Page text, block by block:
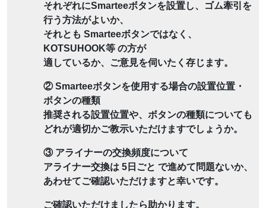
それぞれにSmarteeボタンを設置し、ゴム牽引を
行う方法がよいか、
それとも Smarteeボタンではなく、
KOTSUHOOK等 の方が
適しているか、ご意見を伺いたく存じます。
② Smarteeボタンを使用する場合の設置位置・
ボタンの種類
推奨される設置位置や、ボタンの種類についても
どれが適切かご教示いただけますでしょうか。
③ アライナーの交換頻度について
アライナー交換は 5日ごと で進めて問題ないか、
あわせてご確認いただけますと幸いです。
ご確認いただけましたら助かります。